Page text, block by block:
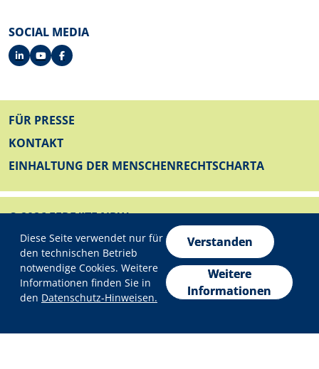
Datenschutzeinstellungen
Diese Seite verwendet nur für
den technischen Betrieb
notwendige Cookies. Weitere
Informationen finden Sie in
den Datenschutz-Hinweisen.
Verstanden
Weitere
Informationen
SOCIAL MEDIA
FUSSZEILE
FÜR PRESSE
KONTAKT
EINHALTUNG DER MENSCHENRECHTSCHARTA
© 2026 EFRE/JTF NRW
FUSSZEILE UNTEN
IMPRESSUM
DATENSCHUTZ
ERKLÄRUNG ZUR BARRIEREFREIHEIT